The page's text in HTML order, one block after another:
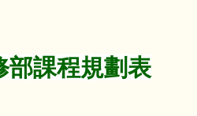
部課程規劃表